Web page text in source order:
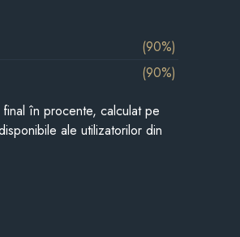
(90%)
(90%)
în procente, calculat pe
ale utilizatorilor din